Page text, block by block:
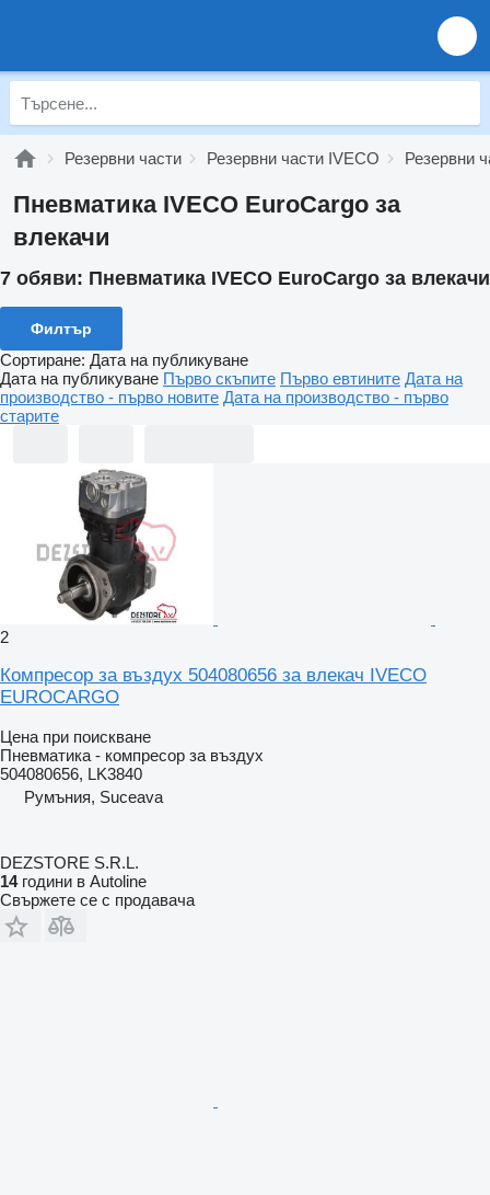
Резервни части Резервни части IVECO Резервни
Пневматика IVECO EuroCargo за
влекачи
7 обяви: Пневматика IVECO EuroCargo за влекачи
Филтър
Сортиране: Дата на публикуване
Дата на публикуване Първо скъпите Първо евтините Дата на
производство - първо новите Дата на производство - първо
старите
2
Компресор за въздух 504080656 за влекач IVECO
EUROCARGO
Цена при поискване
Пневматика - компресор за въздух
504080656, LK3840
Румъния, Suceava
DEZSTORE S.R.L.
14години в Autoline
Свържете се с продавача